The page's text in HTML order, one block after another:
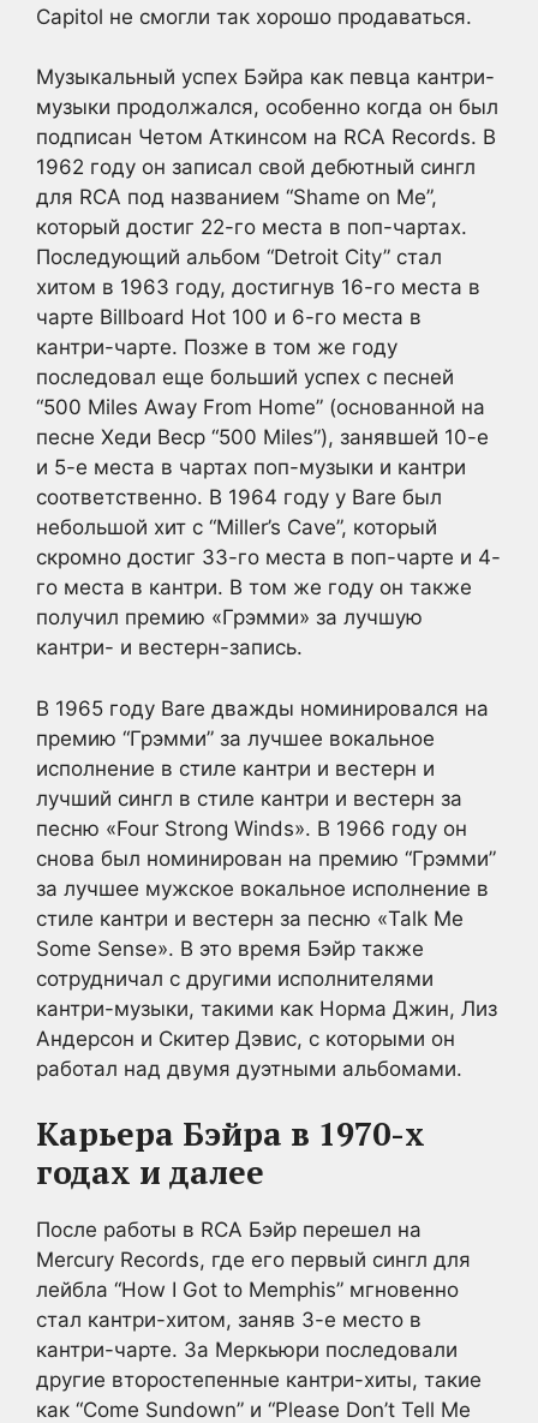
Capitol не смогли так хорошо продаваться.
Музыкальный успех Бэйра как певца кантри-
музыки продолжался, особенно когда он был
подписан Четом Аткинсом на RCA Records. В
1962 году он записал свой дебютный сингл
для RCA под названием “Shame on Me”,
который достиг 22-го места в поп-чартах.
Последующий альбом “Detroit City” стал
хитом в 1963 году, достигнув 16-го места в
чарте Billboard Hot 100 и 6-го места в
кантри-чарте. Позже в том же году
последовал еще больший успех с песней
“500 Miles Away From Home” (основанной на
песне Хеди Веср “500 Miles”), занявшей 10-е
и 5-е места в чартах поп-музыки и кантри
соответственно. В 1964 году у Bare был
небольшой хит с “Miller’s Cave”, который
скромно достиг 33-го места в поп-чарте и 4-
го места в кантри. В том же году он также
получил премию «Грэмми» за лучшую
кантри- и вестерн-запись.
В 1965 году Bare дважды номинировался на
премию “Грэмми” за лучшее вокальное
исполнение в стиле кантри и вестерн и
лучший сингл в стиле кантри и вестерн за
песню «Four Strong Winds». В 1966 году он
снова был номинирован на премию “Грэмми”
за лучшее мужское вокальное исполнение в
стиле кантри и вестерн за песню «Talk Me
Some Sense». В это время Бэйр также
сотрудничал с другими исполнителями
кантри-музыки, такими как Норма Джин, Лиз
Андерсон и Скитер Дэвис, с которыми он
работал над двумя дуэтными альбомами.
Карьера Бэйра в 1970-х
годах и далее
После работы в RCA Бэйр перешел на
Mercury Records, где его первый сингл для
лейбла “How I Got to Memphis” мгновенно
стал кантри-хитом, заняв 3-е место в
кантри-чарте. За Меркьюри последовали
другие второстепенные кантри-хиты, такие
как “Come Sundown” и “Please Don’t Tell Me